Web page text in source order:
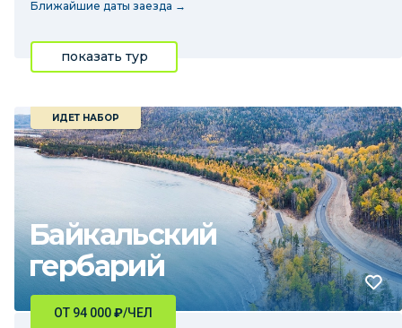
Ближайшие даты заезда →
показать тур
Байкальский
гербарий
ИДЕТ НАБОР
ОТ 94 000₽/ЧЕЛ